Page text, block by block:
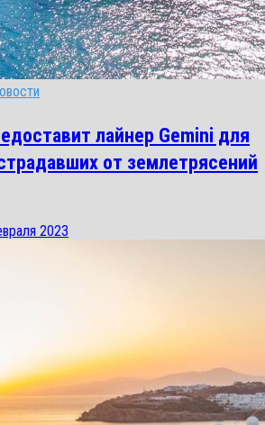
лайнер Gemini для
от землетрясений
2023